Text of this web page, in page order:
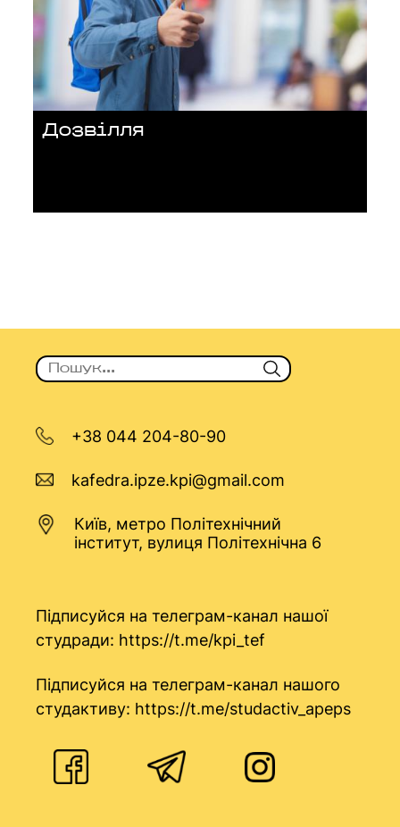
Дозвілля
+38 044 204-80-90
kafedra.ipze.kpi@gmail.com
Київ, метро Політехнічний
інститут, вулиця Політехнічна 6
Підписуйся на телеграм-канал нашої
студради: https://t.me/kpi_tef
Підписуйся на телеграм-канал нашого
студактиву: https://t.me/studactiv_apeps